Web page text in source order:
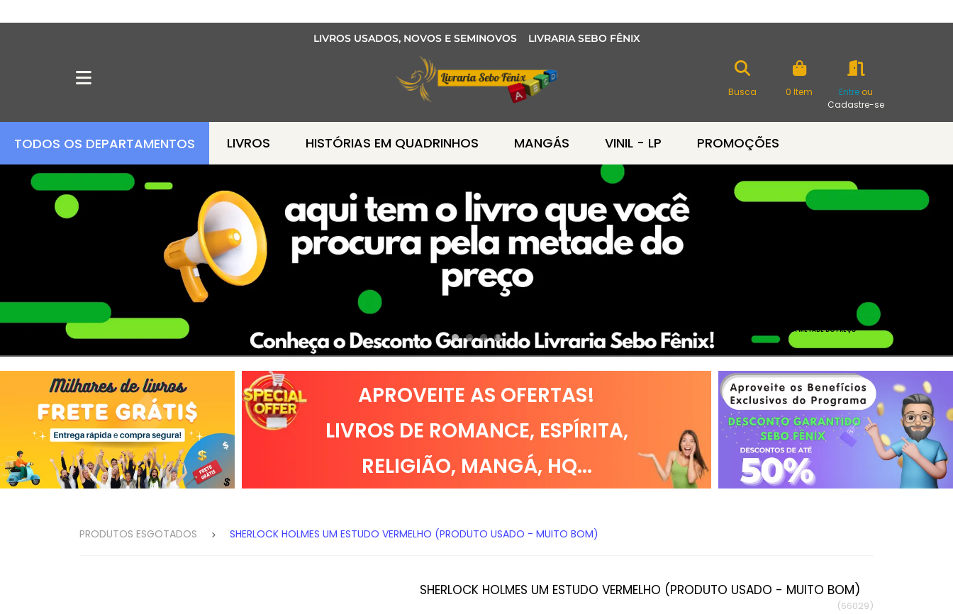
LIVROS USADOS, NOVOS E SEMINOVOS LIVRARIA SEBO FÊNIX
Busca 0 Item Entre ou
Cadastre-se
TODOS OS DEPARTAMENTOS LIVROS HISTÓRIAS EM QUADRINHOS MANGÁS VINIL - LP PROMOÇÕES
AQUI TEM O LIVRO QUE VOCÊ PROCURA PELA METADE DO PREÇO
Conheça o Desconto Garantido de livros Sebo Fênix!
OFERTA HISTORIAS EM QUADRINHOS
APROVEITE AS OFERTAS!
LIVROS DE ROMANCE, ESPÍRITA,
RELIGIÃO, MANGÁ, HQ...
PRODUTOS ESGOTADOS SHERLOCK HOLMES UM ESTUDO VERMELHO (PRODUTO USADO - MUITO BOM)
SHERLOCK HOLMES UM ESTUDO VERMELHO (PRODUTO USADO - MUITO BOM)
(66029)